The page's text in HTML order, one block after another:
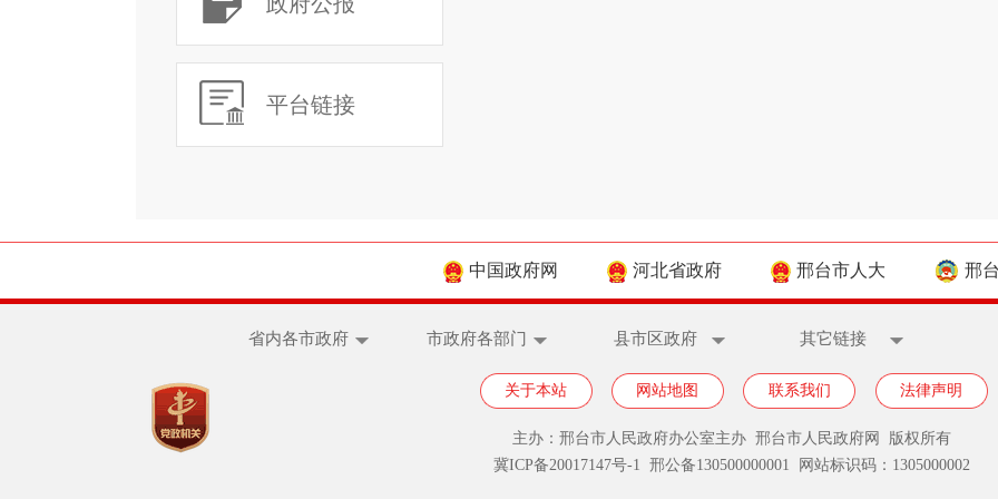
平台链接
中国政府网 河北省政府 邢台市人大 邢
省内各市政府 市政府各部门 县市区政府 其它链接
关于本站 网站地图 联系我们 法律声明
主办：邢台市人民政府办公室主办 邢台市人民政府网 版权所有
冀ICP备20017147号-1 邢公备130500000001 网站标识码：1305000002